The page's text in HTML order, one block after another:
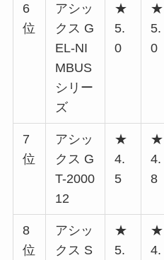
6
位
アシッ
クス G
EL-NI
MBUS
シリー
ズ
★
5.
0
★
5.
0
7
位
アシッ
クス G
T-2000
12
★
4.
5
★
4.
8
8
位
アシッ
クス S
★
5.
★
4.